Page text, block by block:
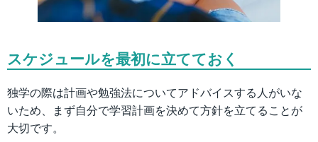
スケジュールを最初に立てておく
独学の際は計画や勉強法についてアドバイスする人がいな
いため、まず自分で学習計画を決めて方針を立てることが
大切です。